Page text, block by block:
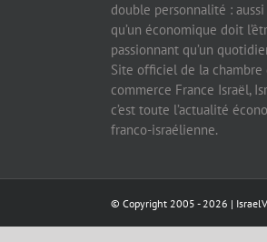
double personnalité :
qu’un économique doit
passionnant qu’un
Site officiel de la chambre
commerce France Israël,
c’est toute l’actualité
franco-israélienne.
© Copyright 2005 -2026 |